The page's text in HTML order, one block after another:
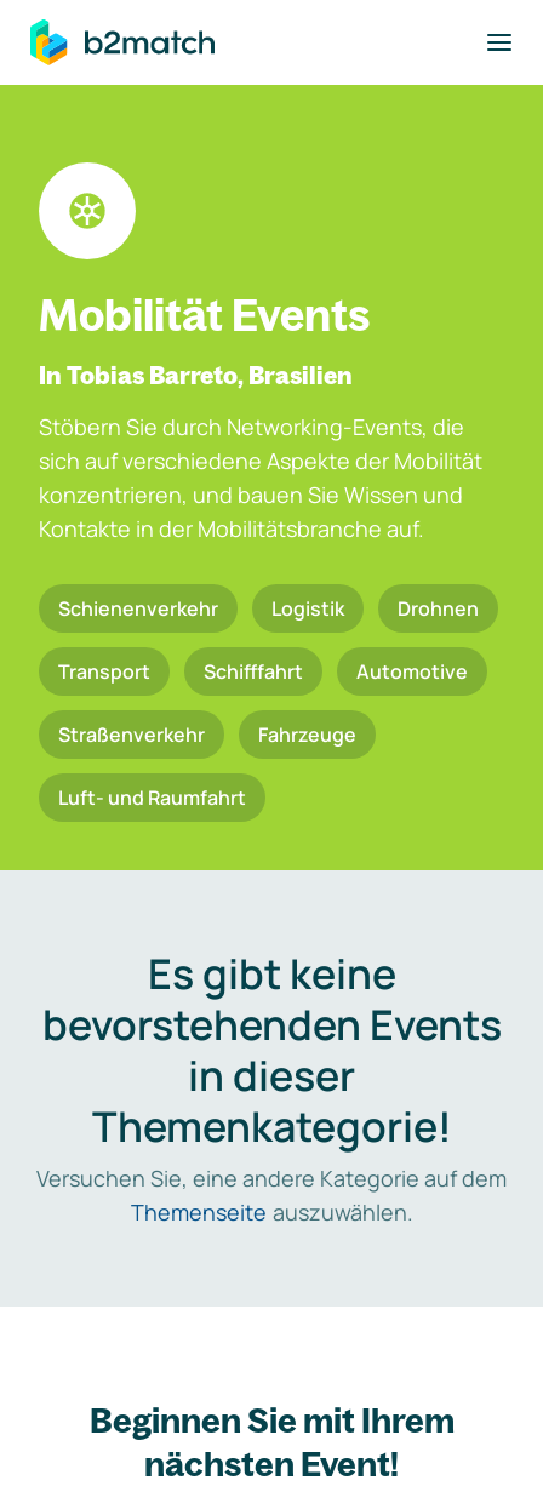
springen
Mobilität Events
In Tobias Barreto, Brasilien
Stöbern Sie durch Networking-Events, die
sich auf verschiedene Aspekte der Mobilität
konzentrieren, und bauen Sie Wissen und
Kontakte in der Mobilitätsbranche auf.
Schienenverkehr Logistik Drohnen
Transport Schifffahrt Automotive
Straßenverkehr Fahrzeuge
Luft- und Raumfahrt
Es gibt keine
bevorstehenden Events
in dieser
Themenkategorie!
Versuchen Sie, eine andere Kategorie auf dem
Themenseite auszuwählen.
Beginnen Sie mit Ihrem
nächsten Event!